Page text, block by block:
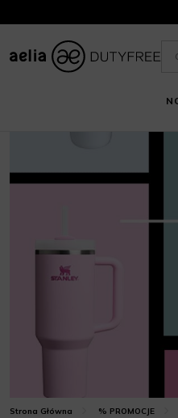
Strona Główna % PROMOCJE